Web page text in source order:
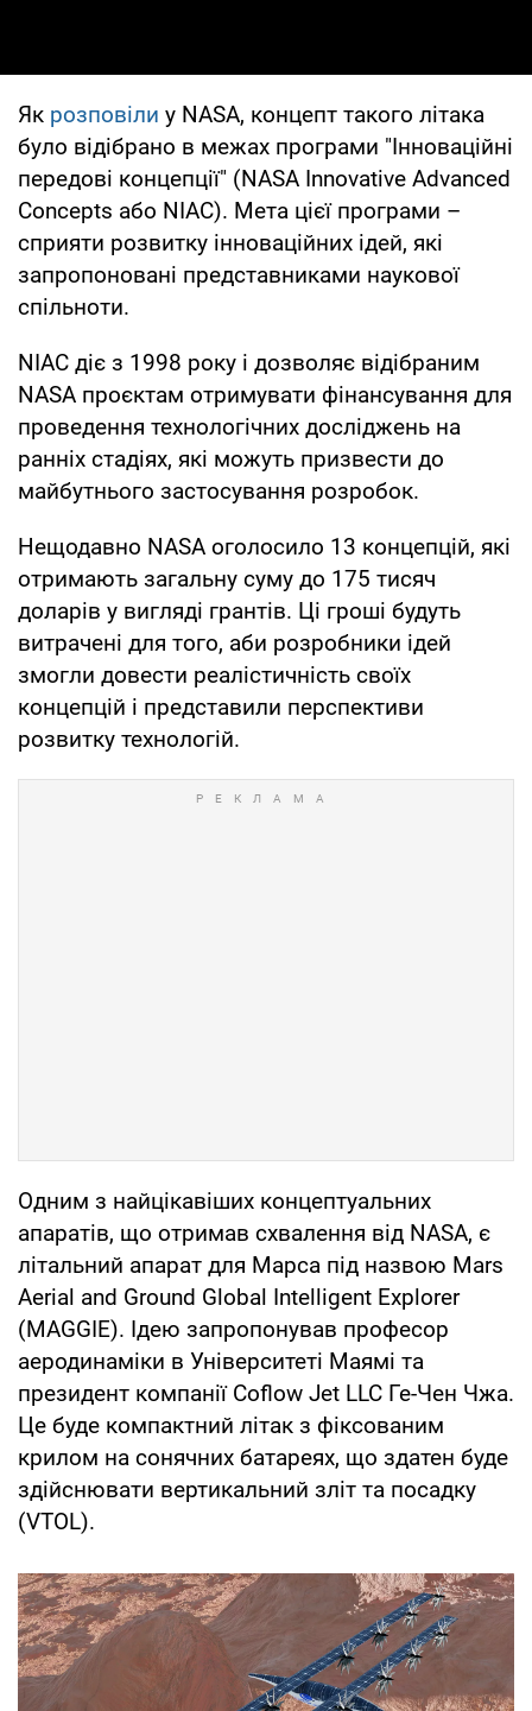
Як розповіли у NASA, концепт такого літака
було відібрано в межах програми "Інноваційні
передові концепції" (NASA Innovative Advanced
Concepts або NIAC). Мета цієї програми –
сприяти розвитку інноваційних ідей, які
запропоновані представниками наукової
спільноти.
NIAC діє з 1998 року і дозволяє відібраним
NASA проєктам отримувати фінансування для
проведення технологічних досліджень на
ранніх стадіях, які можуть призвести до
майбутнього застосування розробок.
Нещодавно NASA оголосило 13 концепцій, які
отримають загальну суму до 175 тисяч
доларів у вигляді грантів. Ці гроші будуть
витрачені для того, аби розробники ідей
змогли довести реалістичність своїх
концепцій і представили перспективи
розвитку технологій.
Одним з найцікавіших концептуальних
апаратів, що отримав схвалення від NASA, є
літальний апарат для Марса під назвою Mars
Aerial and Ground Global Intelligent Explorer
(MAGGIE). Ідею запропонував професор
аеродинаміки в Університеті Маямі та
президент компанії Coflow Jet LLC Ге-Чен Чжа.
Це буде компактний літак з фіксованим
крилом на сонячних батареях, що здатен буде
здійснювати вертикальний зліт та посадку
(VTOL).